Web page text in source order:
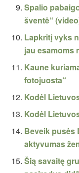
Spalio
šventė“
Lapkritį vyks
jau esamoms
Kaune
fotojuosta“
Kodėl
Kodėl
Beveik pusės
aktyvumas
Šią savaitę